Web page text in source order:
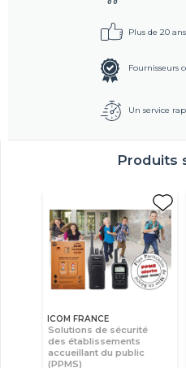
Plus de 20
Fournisseurs
Un service
Produits
ICOM FRANCE
Solutions de sécurité
des établissements
accueillant du public
(PPMS)